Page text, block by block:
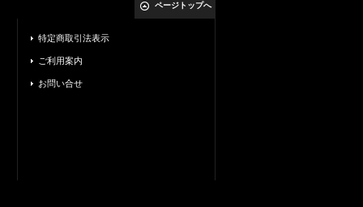
ページトップへ
特定商取引法表示
ご利用案内
お問い合せ